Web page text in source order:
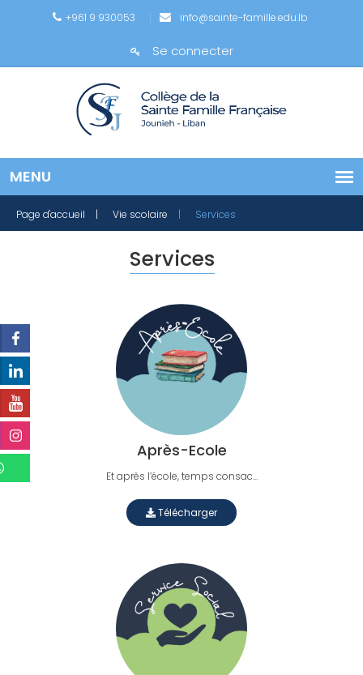
+961 9 930053 info@sainte-famille.edu.lb
Se connecter
Page d'accueil | Vie scolaire | Services
Services
Après-Ecole
Et après l’école, temps consac...
Télécharger